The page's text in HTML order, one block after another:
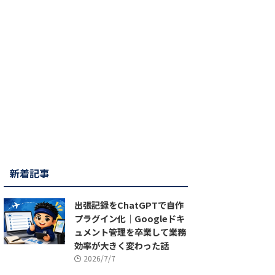
新着記事
出張記録をChatGPTで自作
プラグイン化｜Googleドキ
ュメント管理を卒業して業務
効率が大きく変わった話
2026/7/7